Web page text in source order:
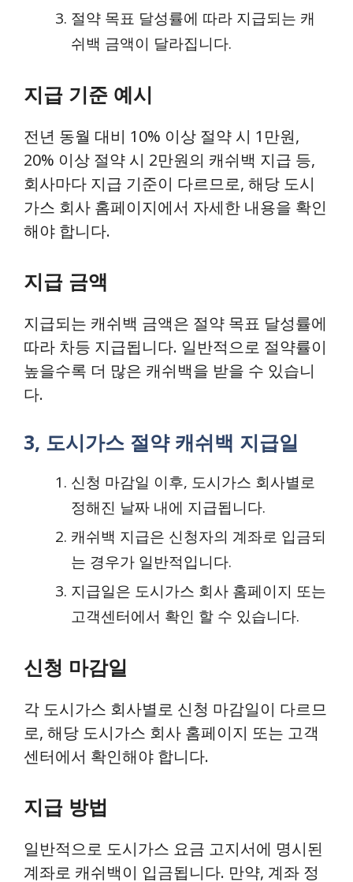
절약 목표 달성률에 따라 지급되는 캐
쉬백 금액이 달라집니다.
지급 기준 예시
전년 동월 대비 10% 이상 절약 시 1만원,
20% 이상 절약 시 2만원의 캐쉬백 지급 등,
회사마다 지급 기준이 다르므로, 해당 도시
가스 회사 홈페이지에서 자세한 내용을 확인
해야 합니다.
지급 금액
지급되는 캐쉬백 금액은 절약 목표 달성률에
따라 차등 지급됩니다. 일반적으로 절약률이
높을수록 더 많은 캐쉬백을 받을 수 있습니
다.
3, 도시가스 절약 캐쉬백 지급일
신청 마감일 이후, 도시가스 회사별로
정해진 날짜 내에 지급됩니다.
캐쉬백 지급은 신청자의 계좌로 입금되
는 경우가 일반적입니다.
지급일은 도시가스 회사 홈페이지 또는
고객센터에서 확인 할 수 있습니다.
신청 마감일
각 도시가스 회사별로 신청 마감일이 다르므
로, 해당 도시가스 회사 홈페이지 또는 고객
센터에서 확인해야 합니다.
지급 방법
일반적으로 도시가스 요금 고지서에 명시된
계좌로 캐쉬백이 입금됩니다. 만약, 계좌 정